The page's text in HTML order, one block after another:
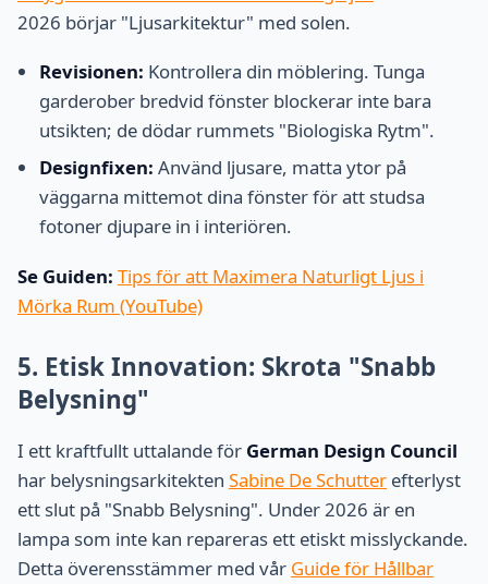
2026 börjar "Ljusarkitektur" med solen.
Revisionen: Kontrollera din möblering. Tunga
garderober bredvid fönster blockerar inte bara
utsikten; de dödar rummets "Biologiska Rytm".
Designfixen: Använd ljusare, matta ytor på
väggarna mittemot dina fönster för att studsa
fotoner djupare in i interiören.
Se Guiden: Tips för att Maximera Naturligt Ljus i
Mörka Rum (YouTube)
5. Etisk Innovation: Skrota "Snabb
Belysning"
I ett kraftfullt uttalande för German Design Council
har belysningsarkitekten Sabine De Schutter efterlyst
ett slut på "Snabb Belysning". Under 2026 är en
lampa som inte kan repareras ett etiskt misslyckande.
Detta överensstämmer med vår Guide för Hållbar